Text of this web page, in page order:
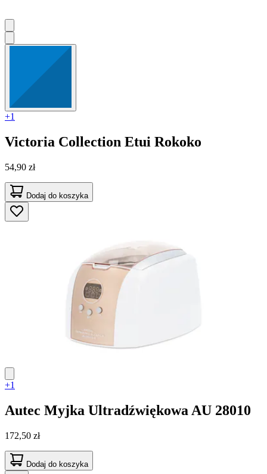
+1
Victoria Collection Etui Rokoko
54,90 zł
Dodaj do koszyka
+1
Autec Myjka Ultradźwiękowa AU 28010
172,50 zł
Dodaj do koszyka